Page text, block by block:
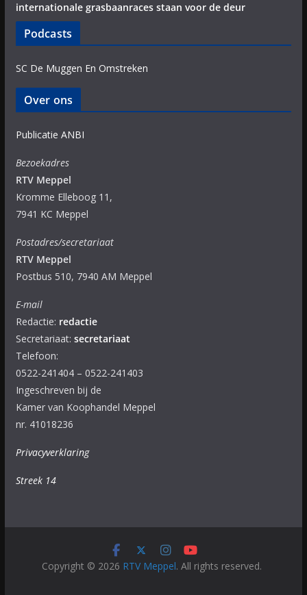
internationale grasbaanraces staan voor de deur
Podcasts
SC De Muggen En Omstreken
Over ons
Publicatie ANBI
Bezoekadres
RTV Meppel
Kromme Elleboog 11,
7941 KC Meppel
Postadres/secretariaat
RTV Meppel
Postbus 510, 7940 AM Meppel
E-mail
Redactie: redactie
Secretariaat: secretariaat
Telefoon:
0522-241404 – 0522-241403
Ingeschreven bij de
Kamer van Koophandel Meppel
nr. 41018236
Privacyverklaring
Streek 14
Copyright © 2026 RTV Meppel. All rights reserved.